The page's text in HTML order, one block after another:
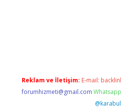
Reklam ve İletişim: E-mail:
forumhizmeti@gmail.com
@karabul